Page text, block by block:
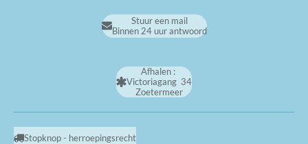
Stuur een mail
Binnen 24 uur antwoord
Afhalen :
Victoriagang 34
Zoetermeer
Stopknop - herroepingsrecht